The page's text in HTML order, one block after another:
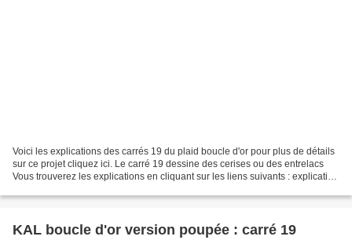
Voici les explications des carrés 19 du plaid boucle d'or pour plus de détails
sur ce projet cliquez ici. Le carré 19 dessine des cerises ou des entrelacs
Vous trouverez les explications en cliquant sur les liens suivants : explication
KAL boucle d'or version poupée : carré 19